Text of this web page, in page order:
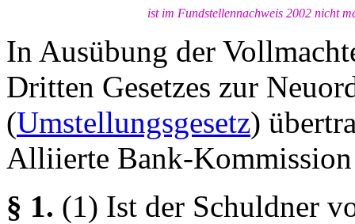
ist im Fundstellennachweis 2002 nicht
In Ausübung der
Dritten Gesetzes zur
(Umstellungsgesetz)
Alliierte Bank-
§ 1. (1) Ist der Schuldner